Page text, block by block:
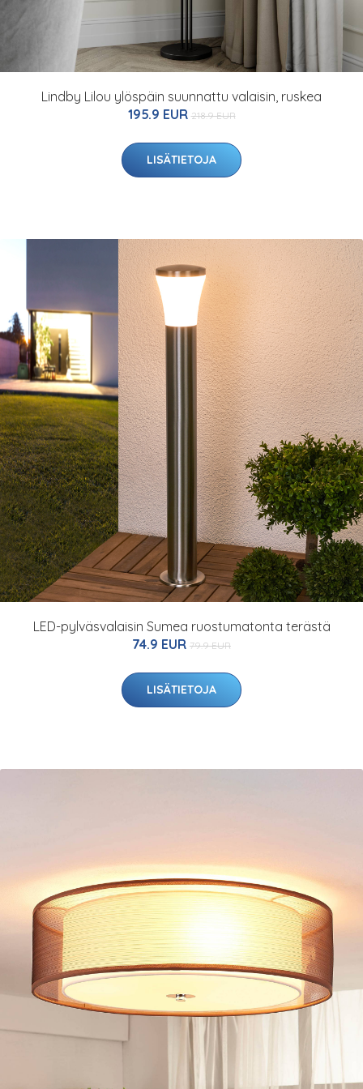
Lindby Lilou ylöspäin suunnattu valaisin, ruskea
195.9 EUR 218.9 EUR
LISÄTIETOJA
LED-pylväsvalaisin Sumea ruostumatonta terästä
74.9 EUR 79.9 EUR
LISÄTIETOJA